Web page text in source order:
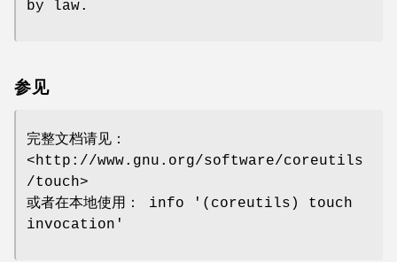
by law.
参见
完整文档请见：
<http://www.gnu.org/software/coreutils
/touch>
或者在本地使用： info '(coreutils) touch
invocation'